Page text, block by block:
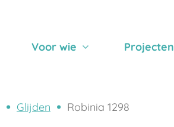
Voor wie Projecten
Glijden Robinia 1298